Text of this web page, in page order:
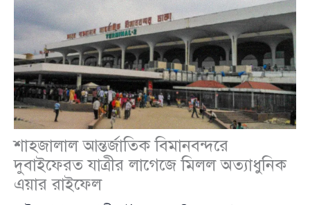
শাহজালাল আন্তর্জাতিক বিমানবন্দরে
দুবাইফেরত যাত্রীর লাগেজে মিলল অত্যাধুনিক
এয়ার রাইফেল